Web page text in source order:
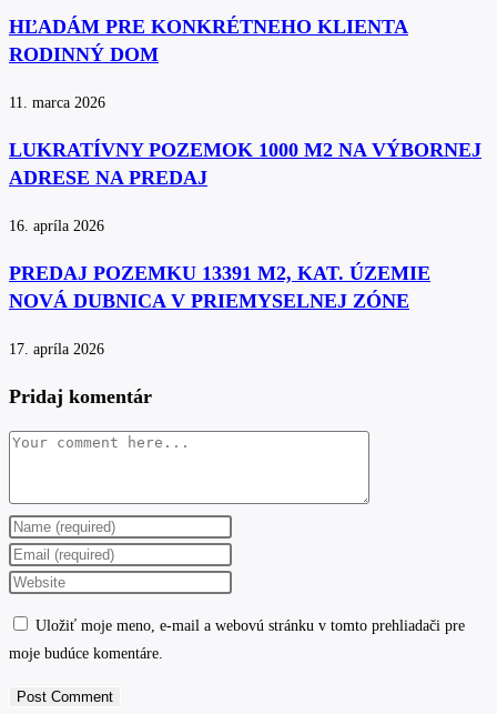
HĽADÁM PRE KONKRÉTNEHO KLIENTA
RODINNÝ DOM
11. marca 2026
LUKRATÍVNY POZEMOK 1000 M2 NA VÝBORNEJ
ADRESE NA PREDAJ
16. apríla 2026
PREDAJ POZEMKU 13391 M2, KAT. ÚZEMIE
NOVÁ DUBNICA V PRIEMYSELNEJ ZÓNE
17. apríla 2026
Pridaj komentár
Comment
Enter
your
name
comment
Enter
your
comment
Enter
URL
(optional)
Uložiť moje meno, e-mail a webovú stránku v tomto prehliadači pre
moje budúce komentáre.